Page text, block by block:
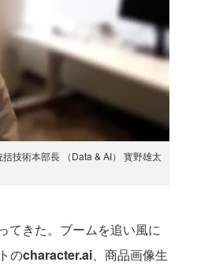
技術本部長 （Data & AI） 寳野雄太
てきた。ブームを追い風に
のcharacter.ai、商品画像生